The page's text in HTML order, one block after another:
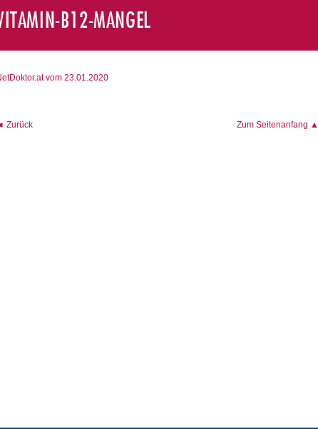
B12-MANGEL
vom 23.01.2020
Zurück Zum Seitenanfang ▲